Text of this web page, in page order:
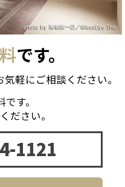
です。
軽にご相談ください。
す。
ださい。
1121